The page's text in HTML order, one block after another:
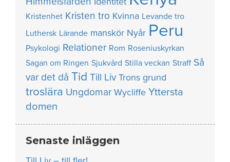
Kristenhet Kristen tro Kvinna Levande tro
Luthersk Lärande manskör Nyår Peru
Psykologi Relationer Rom Roseniuskyrkan
Sagan om Ringen Sjukvård Stilla veckan Straff Så
var det då Tid Till Liv Trons grund
troslära Ungdomar Wycliffe Yttersta
domen
Senaste inläggen